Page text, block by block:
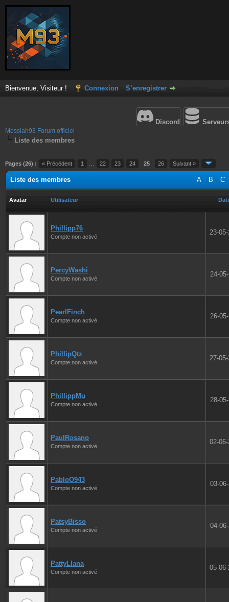
Bienvenue, Visiteur ! Connexion S’enregistrer
Discord
Messiah93 Forum officiel
Liste des membres
Pages (26) : « Précédent 1 22 23 24 25 26 Suivant »
A B C
Liste des membres
Avatar Utilisateur
Phillipp76
Compte non activé
23-
PercyWashi
Compte non activé
24-
PearlFinch
Compte non activé
26-
PhillipQtz
Compte non activé
27-
PhillippMu
Compte non activé
28-
PaulRosano
Compte non activé
02-
PabloO943
Compte non activé
03-
PatsyBisso
Compte non activé
04-
PattyLlana
Compte non activé
05-